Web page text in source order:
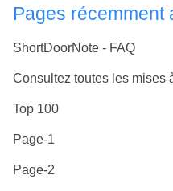
Pages récemment
ShortDoorNote - FAQ
Consultez toutes les mises
Top 100
Page-1
Page-2